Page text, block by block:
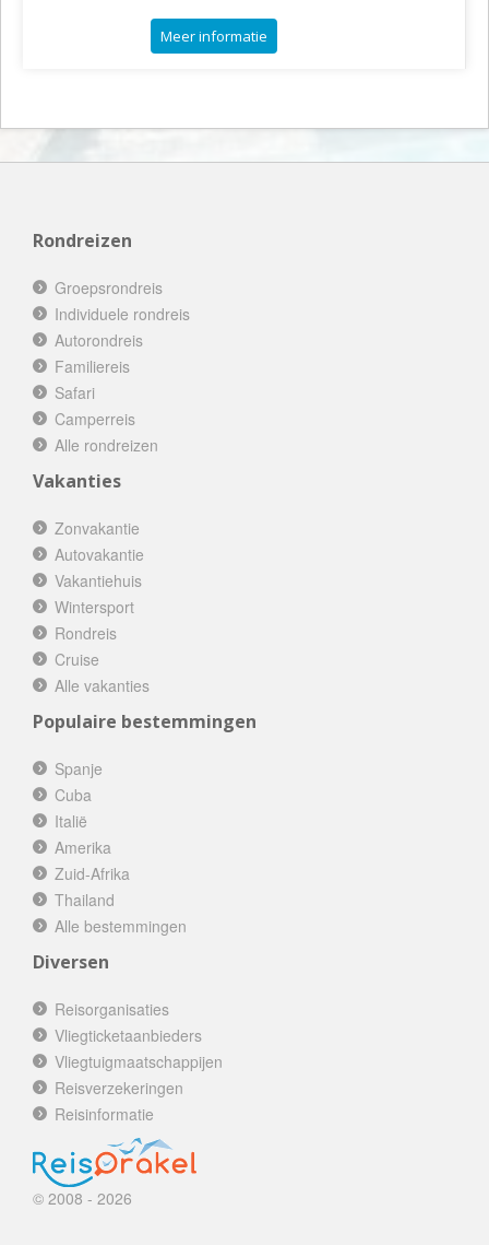
Meer informatie
Rondreizen
Groepsrondreis
Individuele rondreis
Autorondreis
Familiereis
Safari
Camperreis
Alle rondreizen
Vakanties
Zonvakantie
Autovakantie
Vakantiehuis
Wintersport
Rondreis
Cruise
Alle vakanties
Populaire bestemmingen
Spanje
Cuba
Italië
Amerika
Zuid-Afrika
Thailand
Alle bestemmingen
Diversen
Reisorganisaties
Vliegticketaanbieders
Vliegtuigmaatschappijen
Reisverzekeringen
Reisinformatie
© 2008 - 2026